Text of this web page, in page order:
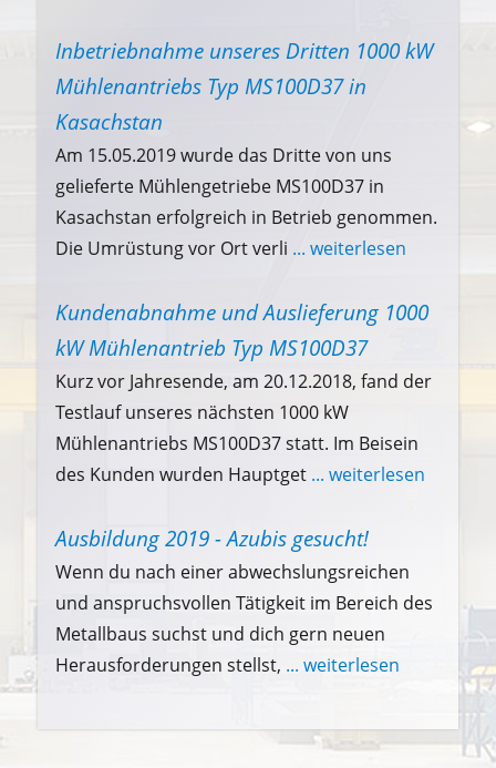
Inbetriebnahme unseres Dritten 1000 kW
Mühlenantriebs Typ MS100D37 in
Kasachstan
Am 15.05.2019 wurde das Dritte von uns
gelieferte Mühlengetriebe MS100D37 in
Kasachstan erfolgreich in Betrieb genommen.
Die Umrüstung vor Ort verli ... weiterlesen
Kundenabnahme und Auslieferung 1000
kW Mühlenantrieb Typ MS100D37
Kurz vor Jahresende, am 20.12.2018, fand der
Testlauf unseres nächsten 1000 kW
Mühlenantriebs MS100D37 statt. Im Beisein
des Kunden wurden Hauptget ... weiterlesen
Ausbildung 2019 - Azubis gesucht!
Wenn du nach einer abwechslungsreichen
und anspruchsvollen Tätigkeit im Bereich des
Metallbaus suchst und dich gern neuen
Herausforderungen stellst, ... weiterlesen